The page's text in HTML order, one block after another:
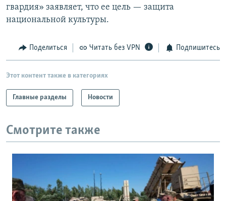
Все сайты РСЕ/РС
гвардия» заявляет, что ее цель — защита
национальной культуры.
Поделиться Читать без VPN Подпишитесь
Этот контент также в категориях
Главные разделы Новости
Смотрите также